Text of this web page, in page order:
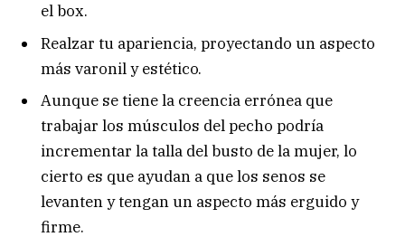
el box.
Realzar tu apariencia, proyectando un aspecto
más varonil y estético.
Aunque se tiene la creencia errónea que
trabajar los músculos del pecho podría
incrementar la talla del busto de la mujer, lo
cierto es que ayudan a que los senos se
levanten y tengan un aspecto más erguido y
firme.